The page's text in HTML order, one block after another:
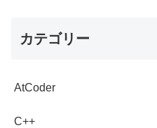
カテゴリー
AtCoder
C++